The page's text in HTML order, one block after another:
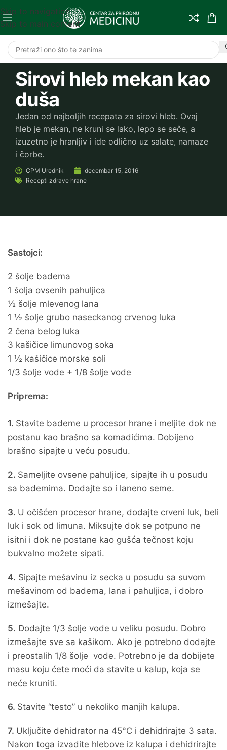
Skip to navigation
Skip to main content
Sirovi hleb mekan kao
duša
Jedan od najboljih recepata za sirovi hleb. Ovaj
hleb je mekan, ne kruni se lako, lepo se seče, a
izuzetno je hranljiv i ide odlično uz salate, namaze
i čorbe.
CPM Urednik
decembar 15, 2016
Recepti zdrave hrane
Sastojci:
2 šolje badema
1 šolja ovsenih pahuljica
½ šolje mlevenog lana
1 ½ šolje grubo naseckanog crvenog luka
2 čena belog luka
3 kašičice limunovog soka
1 ½ kašičice morske soli
1/3 šolje vode + 1/8 šolje vode
Priprema:
1. Stavite bademe u procesor hrane i meljite dok ne
postanu kao brašno sa komadićima. Dobijeno
brašno sipajte u veću posudu.
2. Sameljite ovsene pahuljice, sipajte ih u posudu
sa bademima. Dodajte so i laneno seme.
3. U očišćen procesor hrane, dodajte crveni luk, beli
luk i sok od limuna. Miksujte dok se potpuno ne
isitni i dok ne postane kao gušća tečnost koju
bukvalno možete sipati.
4. Sipajte mešavinu iz secka u posudu sa suvom
mešavinom od badema, lana i pahuljica, i dobro
izmešajte.
5. Dodajte 1/3 šolje vode u veliku posudu. Dobro
izmešajte sve sa kašikom. Ako je potrebno dodajte
i preostalih 1/8 šolje vode. Potrebno je da dobijete
masu koju ćete moći da stavite u kalup, koja se
neće kruniti.
6. Stavite “testo” u nekoliko manjih kalupa.
7. Uključite dehidrator na 45°C i dehidrirajte 3 sata.
Nakon toga izvadite hlebove iz kalupa i dehidrirajte